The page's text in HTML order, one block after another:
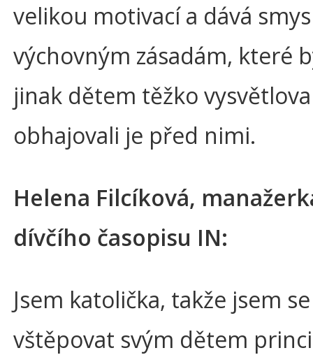
velikou motivací a dává
výchovným zásadám, které
jinak dětem těžko
obhajovali je před nimi.
Helena Filcíková,
dívčího časopisu IN:
Jsem katolička, takže jsem
vštěpovat svým dětem